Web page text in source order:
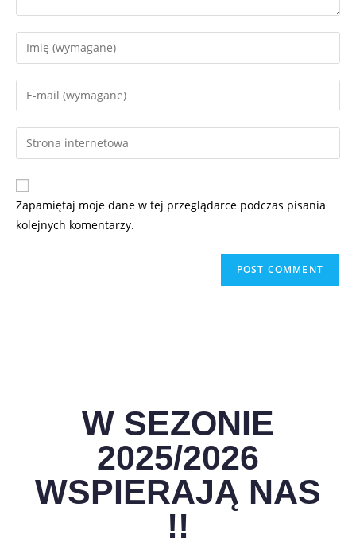
Zapamiętaj moje dane w tej przeglądarce podczas pisania
kolejnych komentarzy.
W SEZONIE
2025/2026
WSPIERAJĄ NAS
!!